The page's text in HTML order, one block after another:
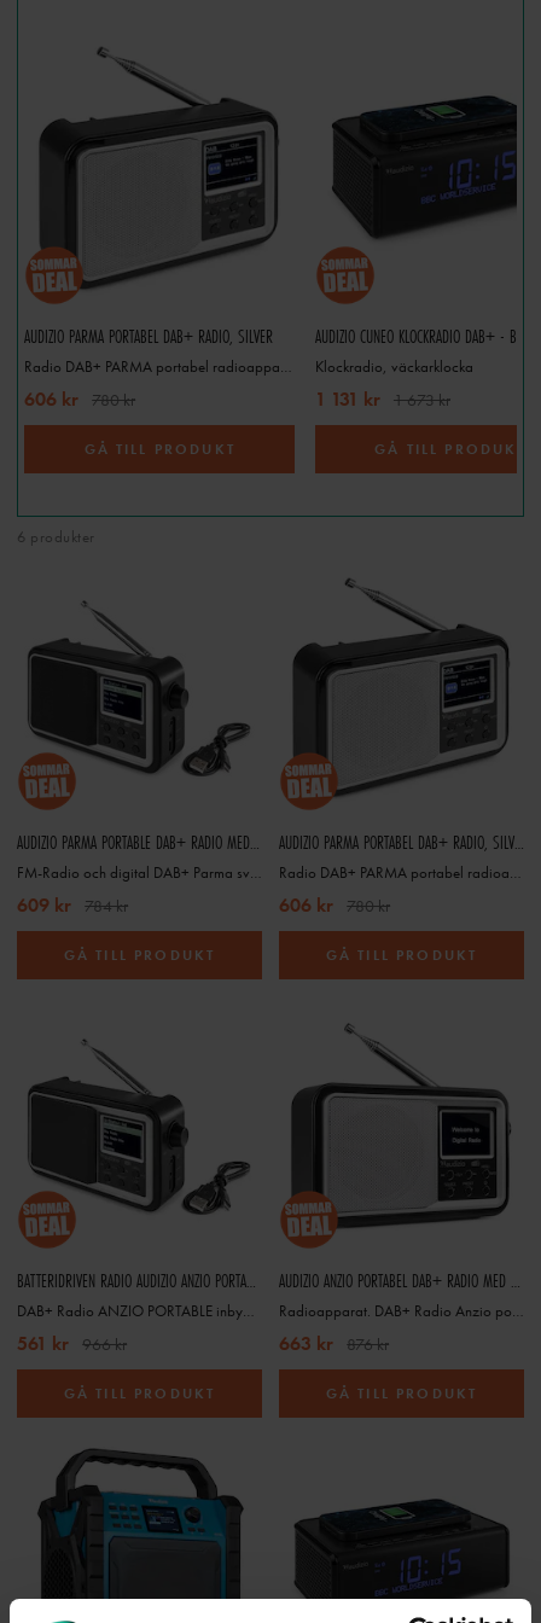
AUDIZIO PARMA PORTABEL DAB+ RADIO, SILVER
Radio DAB+ PARMA portabel radioapparat Silver/vit
606 kr 780 kr
GÅ TILL PRODUKT
Klockradio, väckarklocka
1 131 kr 1 673 kr
GÅ TILL PRODUKT
6 produkter
AUDIZIO PARMA PORTABLE DAB+ RADIO MED BATTERIDRIFT
FM-Radio och digital DAB+ Parma svart färg
609 kr 784 kr
GÅ TILL PRODUKT
AUDIZIO PARMA PORTABEL DAB+ RADIO, SILVER
Radio DAB+ PARMA portabel radioapparat Silver/vit
606 kr 780 kr
GÅ TILL PRODUKT
BATTERIDRIVEN RADIO AUDIZIO ANZIO PORTABEL DAB+ RADIO MED BATTERI, SVART
DAB+ Radio ANZIO PORTABLE inbyggt batteri svart färg Audizio
561 kr 966 kr
GÅ TILL PRODUKT
AUDIZIO ANZIO PORTABEL DAB+ RADIO MED BATTERI, VIT/SILVER
Radioapparat. DAB+ Radio Anzio portabel inbyggt batteri vit färg Audizio
663 kr 876 kr
GÅ TILL PRODUKT